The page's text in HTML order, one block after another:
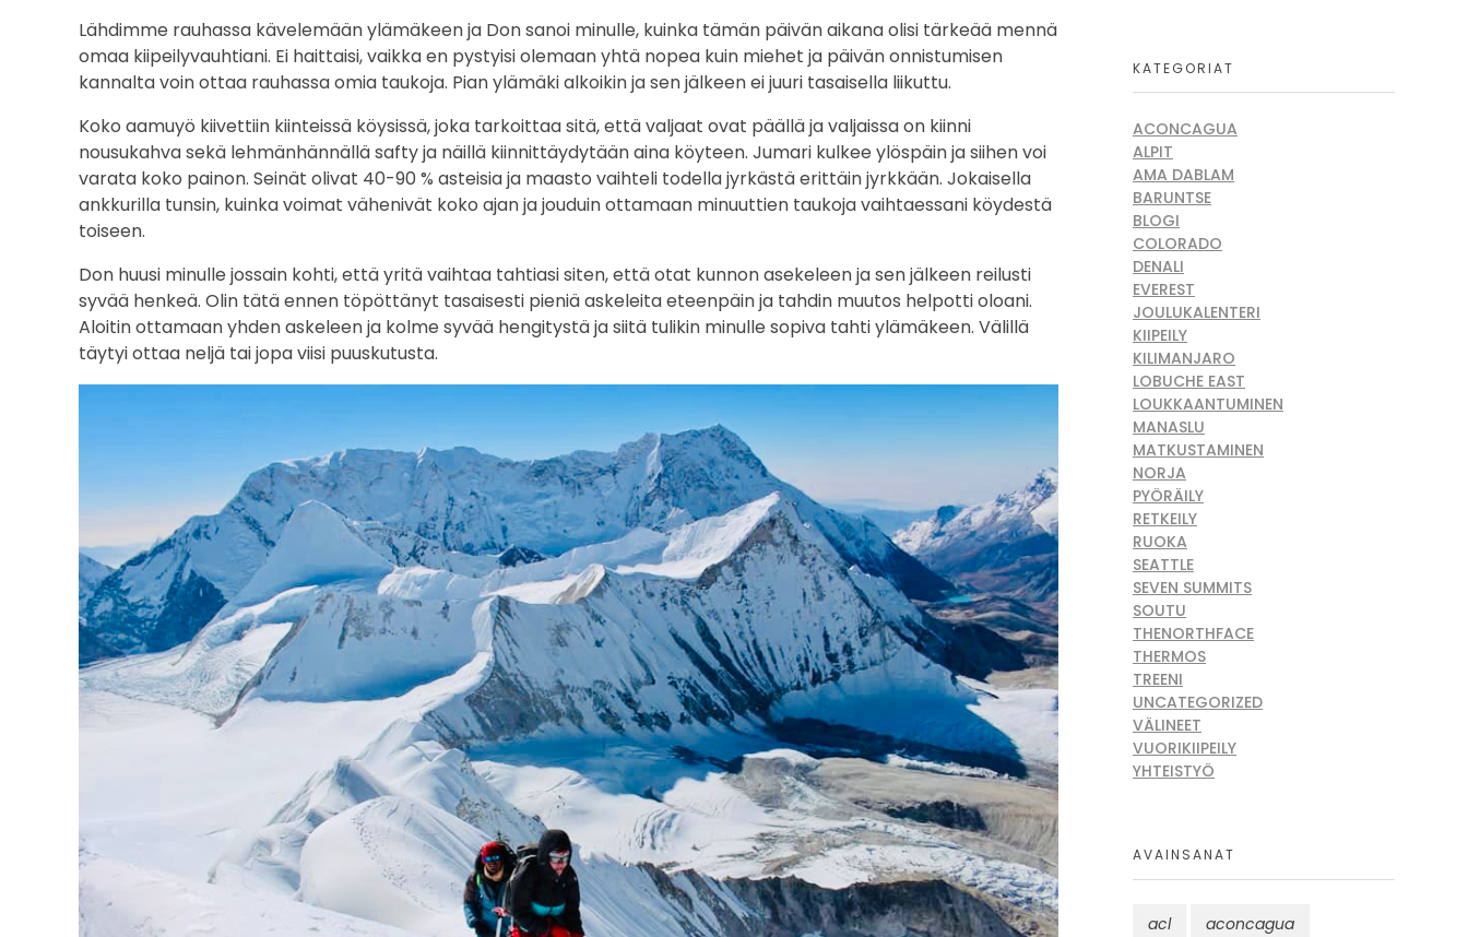
Lähdimme rauhassa kävelemään ylämäkeen ja Don sanoi minulle, kuinka tämän päivän aikana olisi tärkeää mennä
omaa kiipeilyvauhtiani. Ei haittaisi, vaikka en pystyisi olemaan yhtä nopea kuin miehet ja päivän onnistumisen
kannalta voin ottaa rauhassa omia taukoja. Pian ylämäki alkoikin ja sen jälkeen ei juuri tasaisella liikuttu.
Koko aamuyö kiivettiin kiinteissä köysissä, joka tarkoittaa sitä, että valjaat ovat päällä ja valjaissa on kiinni
nousukahva sekä lehmänhännällä safty ja näillä kiinnittäydytään aina köyteen. Jumari kulkee ylöspäin ja siihen voi
varata koko painon. Seinät olivat 40-90 % asteisia ja maasto vaihteli todella jyrkästä erittäin jyrkkään. Jokaisella
ankkurilla tunsin, kuinka voimat vähenivät koko ajan ja jouduin ottamaan minuuttien taukoja vaihtaessani köydestä
toiseen.
Don huusi minulle jossain kohti, että yritä vaihtaa tahtiasi siten, että otat kunnon asekeleen ja sen jälkeen reilusti
syvää henkeä. Olin tätä ennen töpöttänyt tasaisesti pieniä askeleita eteenpäin ja tahdin muutos helpotti oloani.
Aloitin ottamaan yhden askeleen ja kolme syvää hengitystä ja siitä tulikin minulle sopiva tahti ylämäkeen. Välillä
täytyi ottaa neljä tai jopa viisi puuskutusta.
KATEGORIAT
ACONCAGUA
ALPIT
AMA DABLAM
BARUNTSE
BLOGI
COLORADO
DENALI
EVEREST
JOULUKALENTERI
KIIPEILY
KILIMANJARO
LOBUCHE EAST
LOUKKAANTUMINEN
MANASLU
MATKUSTAMINEN
NORJA
PYÖRÄILY
RETKEILY
RUOKA
SEATTLE
SEVEN SUMMITS
SOUTU
THENORTHFACE
THERMOS
TREENI
UNCATEGORIZED
VÄLINEET
VUORIKIIPEILY
YHTEISTYÖ
AVAINSANAT
acl aconcagua